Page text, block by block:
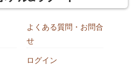
よくある質問・お問合
せ
ログイン